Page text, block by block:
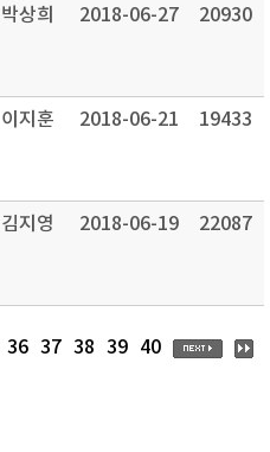
박상희 2018-06-27 20930
이지훈 2018-06-21 19433
김지영 2018-06-19 22087
36 37 38 39
40